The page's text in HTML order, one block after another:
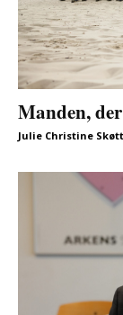
Manden,
Julie Christine